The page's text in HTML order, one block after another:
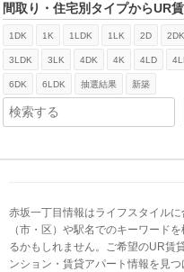
間取り・住宅別タイプからUR
1DK 1K 1LDK 1LK 2D 2DK
3LDK 3LK 4DK 4K 4LD
6DK 6LDK 抽選結果 新築
検索
赤坂一丁目情報はライフスタイル
（市・区）や駅名でのキーワード
るかもしれません。ご希望のUR賃
ンション・賃貸アパート情報を見つ